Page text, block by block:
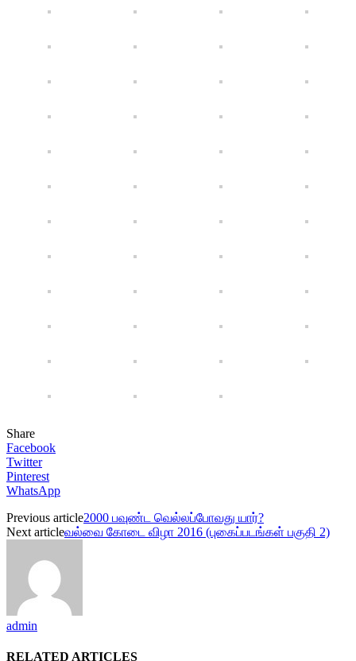
Share
Facebook
Twitter
Pinterest
WhatsApp
Previous article2000 பவுண்ட வெல்லப்போவது யார்?
Next articleவல்வை கோடை விழா 2016 (புகைப்படங்கள் பகுதி 2)
admin
RELATED ARTICLES